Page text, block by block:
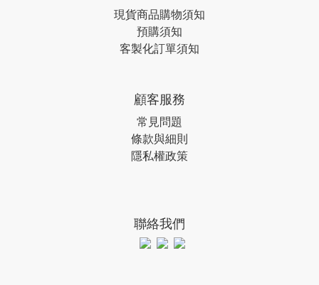
現貨商品購物須知
預購須知
客製化訂單須知
顧客服務
常見問題
條款與細則
隱私權政策
聯絡我們